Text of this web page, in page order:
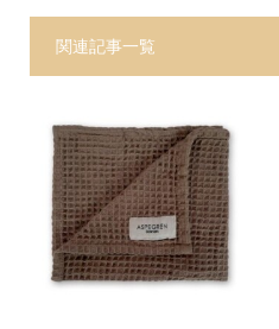
関連記事一覧